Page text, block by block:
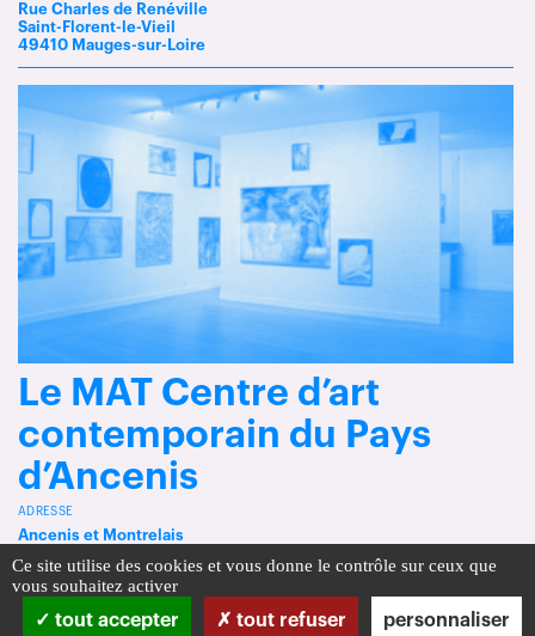
Rue Charles de Renéville
Saint-Florent-le-Vieil
49410 Mauges-sur-Loire
Le MAT Centre d’art
contemporain du Pays
d’Ancenis
ADRESSE
Ancenis et Montrelais
Ce site utilise des cookies et vous donne le contrôle sur ceux que
vous souhaitez activer
tout accepter
tout refuser personnaliser